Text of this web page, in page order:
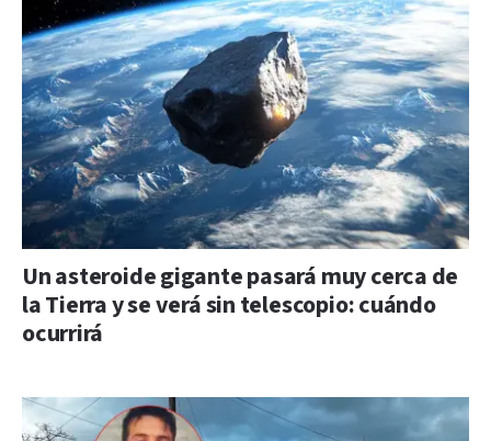
Un asteroide gigante pasará muy cerca de
la Tierra y se verá sin telescopio: cuándo
ocurrirá